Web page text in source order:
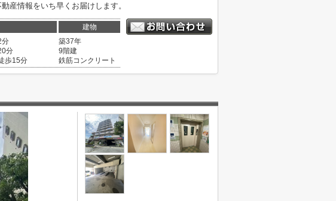
産情報をいち早くお届けします。
建物
分
分
歩15分
築37年
9階建
鉄筋コンクリート